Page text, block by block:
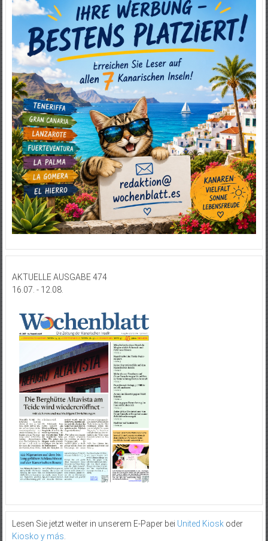
AKTUELLE AUSGABE 474
16.07. - 12.08.
Lesen Sie jetzt weiter in unserem E-Paper bei United Kioskoder
Kiosko y más